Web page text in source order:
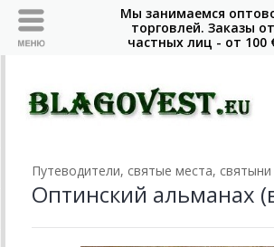
Путеводители, святые места, святыни
Оптинский альманах